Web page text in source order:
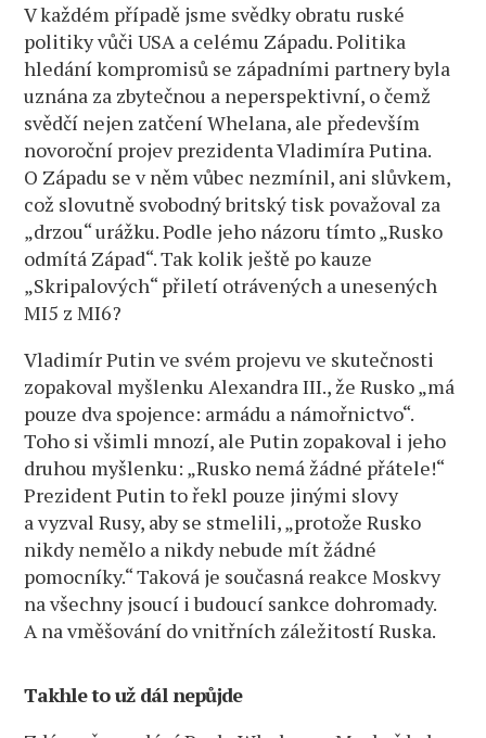
V každém případě jsme svědky obratu ruské
politiky vůči USA a celému Západu. Politika
hledání kompromisů se západními partnery byla
uznána za zbytečnou a neperspektivní, o čemž
svědčí nejen zatčení Whelana, ale především
novoroční projev prezidenta Vladimíra Putina.
O Západu se v něm vůbec nezmínil, ani slůvkem,
což slovutně svobodný britský tisk považoval za
„drzou“ urážku. Podle jeho názoru tímto „Rusko
odmítá Západ“. Tak kolik ještě po kauze
„Skripalových“ přiletí otrávených a unesených
MI5 z MI6?
Vladimír Putin ve svém projevu ve skutečnosti
zopakoval myšlenku Alexandra III., že Rusko „má
pouze dva spojence: armádu a námořnictvo“.
Toho si všimli mnozí, ale Putin zopakoval i jeho
druhou myšlenku: „Rusko nemá žádné přátele!“
Prezident Putin to řekl pouze jinými slovy
a vyzval Rusy, aby se stmelili, „protože Rusko
nikdy nemělo a nikdy nebude mít žádné
pomocníky.“ Taková je současná reakce Moskvy
na všechny jsoucí i budoucí sankce dohromady.
A na vměšování do vnitřních záležitostí Ruska.
Takhle to už dál nepůjde